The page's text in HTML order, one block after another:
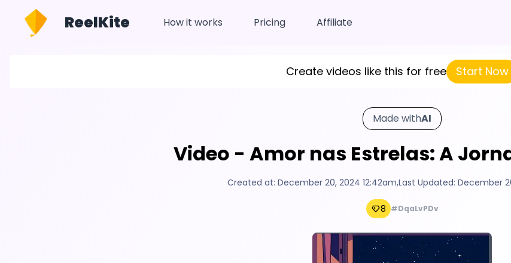
ReelKite How it works Pricing Affiliate
Create videos like this for free Start Now
Made withAI
Video - Amor nas Estrelas: A
Created at: December 20, 2024 12:42am,Last Updated: December
8 #DqaLvPDv